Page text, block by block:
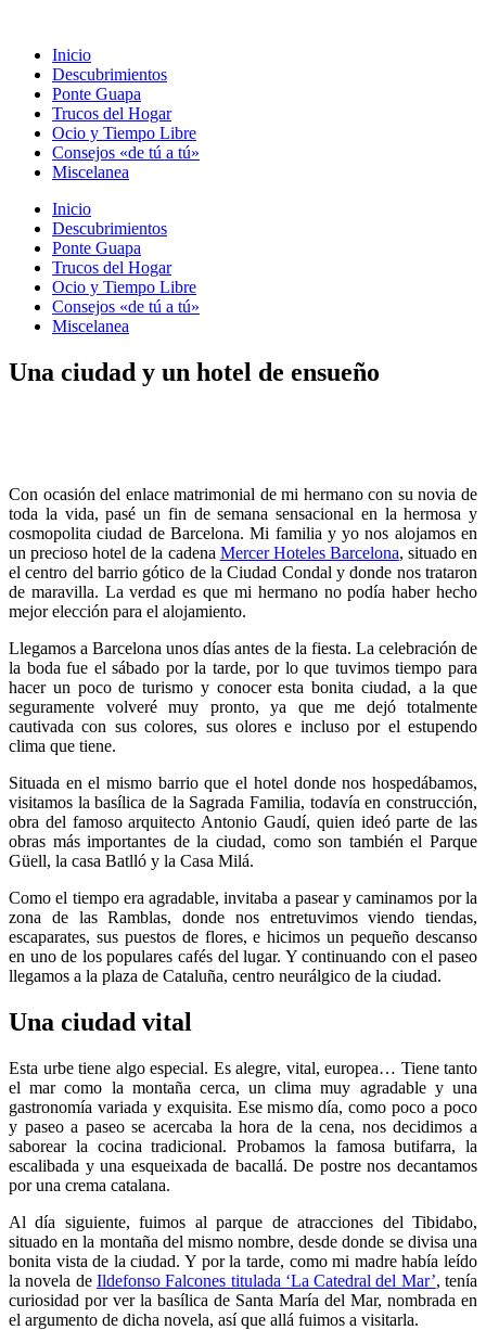
contenido
Inicio
Descubrimientos
Ponte Guapa
Trucos del Hogar
Ocio y Tiempo Libre
Consejos «de tú a tú»
Miscelanea
Inicio
Descubrimientos
Ponte Guapa
Trucos del Hogar
Ocio y Tiempo Libre
Consejos «de tú a tú»
Miscelanea
Una ciudad y un hotel de ensueño
Con ocasión del enlace matrimonial de mi hermano con su novia de
toda la vida, pasé un fin de semana sensacional en la hermosa y
cosmopolita ciudad de Barcelona. Mi familia y yo nos alojamos en
un precioso hotel de la cadena Mercer Hoteles Barcelona, situado en
el centro del barrio gótico de la Ciudad Condal y donde nos trataron
de maravilla. La verdad es que mi hermano no podía haber hecho
mejor elección para el alojamiento.
Llegamos a Barcelona unos días antes de la fiesta. La celebración de
la boda fue el sábado por la tarde, por lo que tuvimos tiempo para
hacer un poco de turismo y conocer esta bonita ciudad, a la que
seguramente volveré muy pronto, ya que me dejó totalmente
cautivada con sus colores, sus olores e incluso por el estupendo
clima que tiene.
Situada en el mismo barrio que el hotel donde nos hospedábamos,
visitamos la basílica de la Sagrada Familia, todavía en construcción,
obra del famoso arquitecto Antonio Gaudí, quien ideó parte de las
obras más importantes de la ciudad, como son también el Parque
Güell, la casa Batlló y la Casa Milá.
Como el tiempo era agradable, invitaba a pasear y caminamos por la
zona de las Ramblas, donde nos entretuvimos viendo tiendas,
escaparates, sus puestos de flores, e hicimos un pequeño descanso
en uno de los populares cafés del lugar. Y continuando con el paseo
llegamos a la plaza de Cataluña, centro neurálgico de la ciudad.
Una ciudad vital
Esta urbe tiene algo especial. Es alegre, vital, europea… Tiene tanto
el mar como la montaña cerca, un clima muy agradable y una
gastronomía variada y exquisita. Ese mismo día, como poco a poco
y paseo a paseo se acercaba la hora de la cena, nos decidimos a
saborear la cocina tradicional. Probamos la famosa butifarra, la
escalibada y una esqueixada de bacallá. De postre nos decantamos
por una crema catalana.
Al día siguiente, fuimos al parque de atracciones del Tibidabo,
situado en la montaña del mismo nombre, desde donde se divisa una
bonita vista de la ciudad. Y por la tarde, como mi madre había leído
la novela de Ildefonso Falcones titulada ‘La Catedral del Mar’, tenía
curiosidad por ver la basílica de Santa María del Mar, nombrada en
el argumento de dicha novela, así que allá fuimos a visitarla.